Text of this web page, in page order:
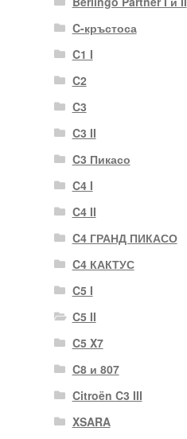
C-кръстоса
C1 I
C2
C3
C3 II
C3 Пикасо
C4 I
C4 II
C4 ГРАНД ПИКАСО
C4 КАКТУС
C5 I
C5 II
C5 X7
C8 и 807
Citroën C3 III
XSARA